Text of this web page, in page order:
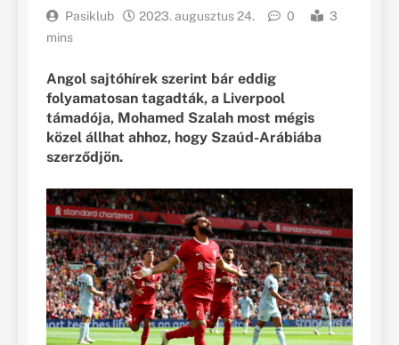
Pasiklub 2023. augusztus 24. 0
3
mins
Angol sajtóhírek szerint bár eddig
folyamatosan tagadták, a Liverpool
támadója, Mohamed Szalah most mégis
közel állhat ahhoz, hogy Szaúd-Arábiába
szerződjön.